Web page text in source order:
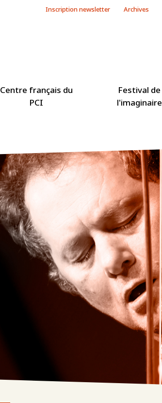
Inscription newsletter Archives
Centre français du
PCI
Festival de
l'imaginaire